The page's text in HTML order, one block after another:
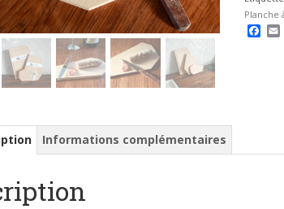
Planche
Informations complémentaires